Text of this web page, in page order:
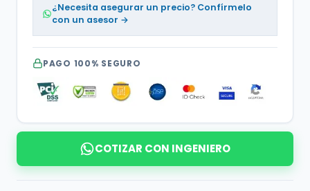
¿Necesita asegurar un precio? Confírmelo
con un asesor →
PAGO 100% SEGURO
COTIZAR CON INGENIERO